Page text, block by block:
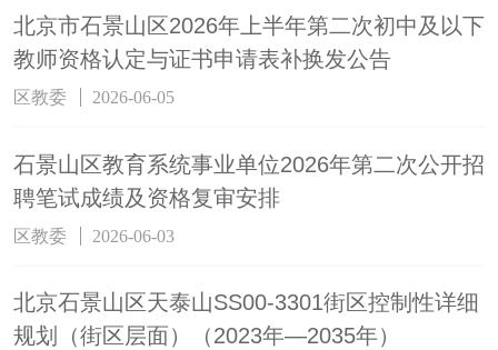
北京市石景山区2026年上半年第二次初中及以下
教师资格认定与证书申请表补换发公告
区教委 2026-06-05
石景山区教育系统事业单位2026年第二次公开招
聘笔试成绩及资格复审安排
区教委 2026-06-03
北京石景山区天泰山SS00-3301街区控制性详细
规划（街区层面）（2023年—2035年）